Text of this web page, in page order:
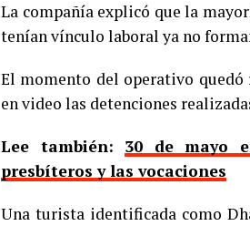
La compañía explicó que la
tenían vínculo laboral ya no
El momento del operativo quedó
en video las detenciones
Lee también: 30 de mayo
presbíteros y las vocaciones
Una turista identificada como